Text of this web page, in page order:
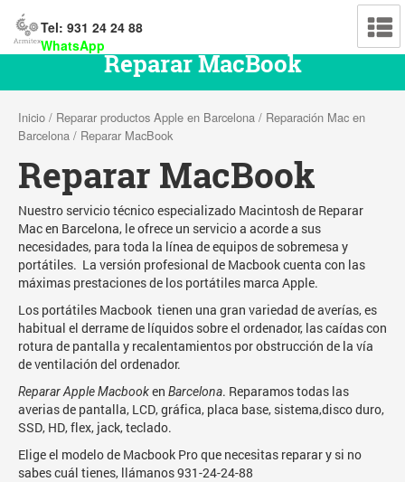
Tel: 931 24 24 88
WhatsApp
Reparar MacBook
Inicio / Reparar productos Apple en Barcelona / Reparación Mac en
Barcelona / Reparar MacBook
Reparar MacBook
Nuestro servicio técnico especializado Macintosh de Reparar
Mac en Barcelona, le ofrece un servicio a acorde a sus
necesidades, para toda la línea de equipos de sobremesa y
portátiles. La versión profesional de Macbook cuenta con las
máximas prestaciones de los portátiles marca Apple.
Los portátiles Macbook tienen una gran variedad de averías, es
habitual el derrame de líquidos sobre el ordenador, las caídas con
rotura de pantalla y recalentamientos por obstrucción de la vía
de ventilación del ordenador.
Reparar Apple Macbooken Barcelona. Reparamos todas las
averias de pantalla, LCD, gráfica, placa base, sistema,disco duro,
SSD, HD, flex, jack, teclado.
Elige el modelo de Macbook Pro que necesitas reparar y si no
sabes cuál tienes, llámanos 931-24-24-88